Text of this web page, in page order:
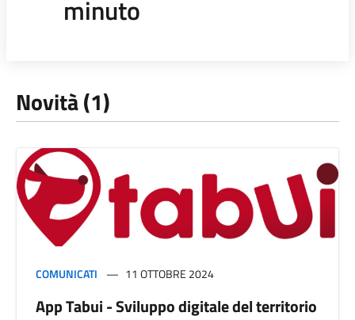
minuto
Novità (1)
COMUNICATI 11 OTTOBRE 2024
App Tabui - Sviluppo digitale del territorio